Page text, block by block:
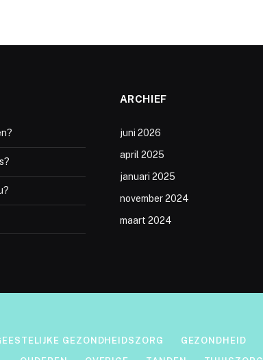
ARCHIEF
juni 2026
april 2025
januari 2025
november 2024
maart 2024
GEZONDHEIDSZORG GEZONDHEID